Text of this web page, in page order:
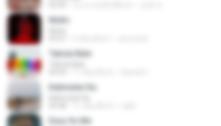
Multo
Tabola Bale
Kalimutan Ka
Easy On Me